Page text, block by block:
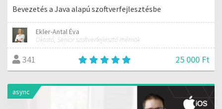
Bevezetés a Java alapú szoftverfejlesztésbe
Ekler-Antal Éva
Oktató, Senior szoftverfejlesztő mérnök
341 25 000 Ft
async